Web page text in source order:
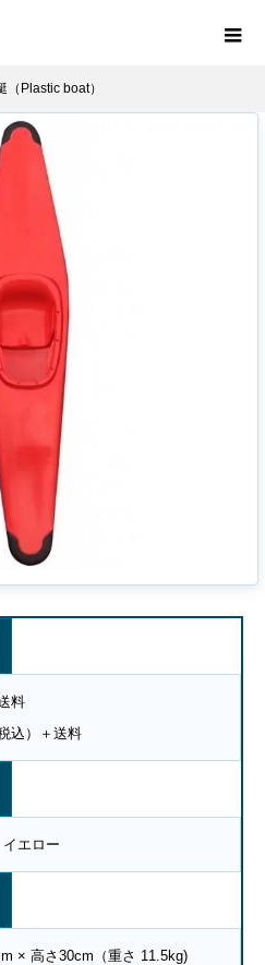
（Plastic boat）
料
込）＋送料
エロー
× 高さ30cm（重さ 11.5kg)